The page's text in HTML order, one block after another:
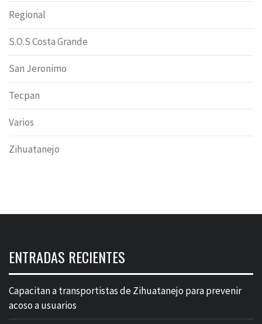
Regional
S.O.S Costa Grande
San Jeronimo
Tecpan
Varios
Zihuatanejo
ENTRADAS RECIENTES
Capacitan a transportistas de Zihuatanejo para prevenir
acoso a usuarios